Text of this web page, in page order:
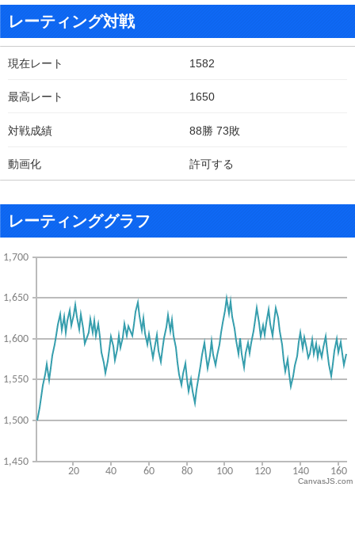
レーティング対戦
現在レート 1582
最高レート 1650
対戦成績 88勝 73敗
動画化 許可する
レーティンググラフ
CanvasJS.com